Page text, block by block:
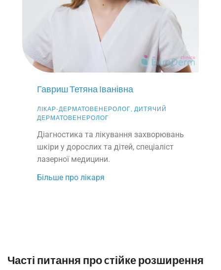
Гавриш Тетяна Іванівна
ЛІКАР-ДЕРМАТОВЕНЕРОЛОГ, ДИТЯЧИЙ
ДЕРМАТОВЕНЕРОЛОГ
Діагностика та лікування захворювань
шкіри у дорослих та дітей, спеціаліст
лазерної медицини.
Більше про лікаря
Часті питання про cтійке розширення